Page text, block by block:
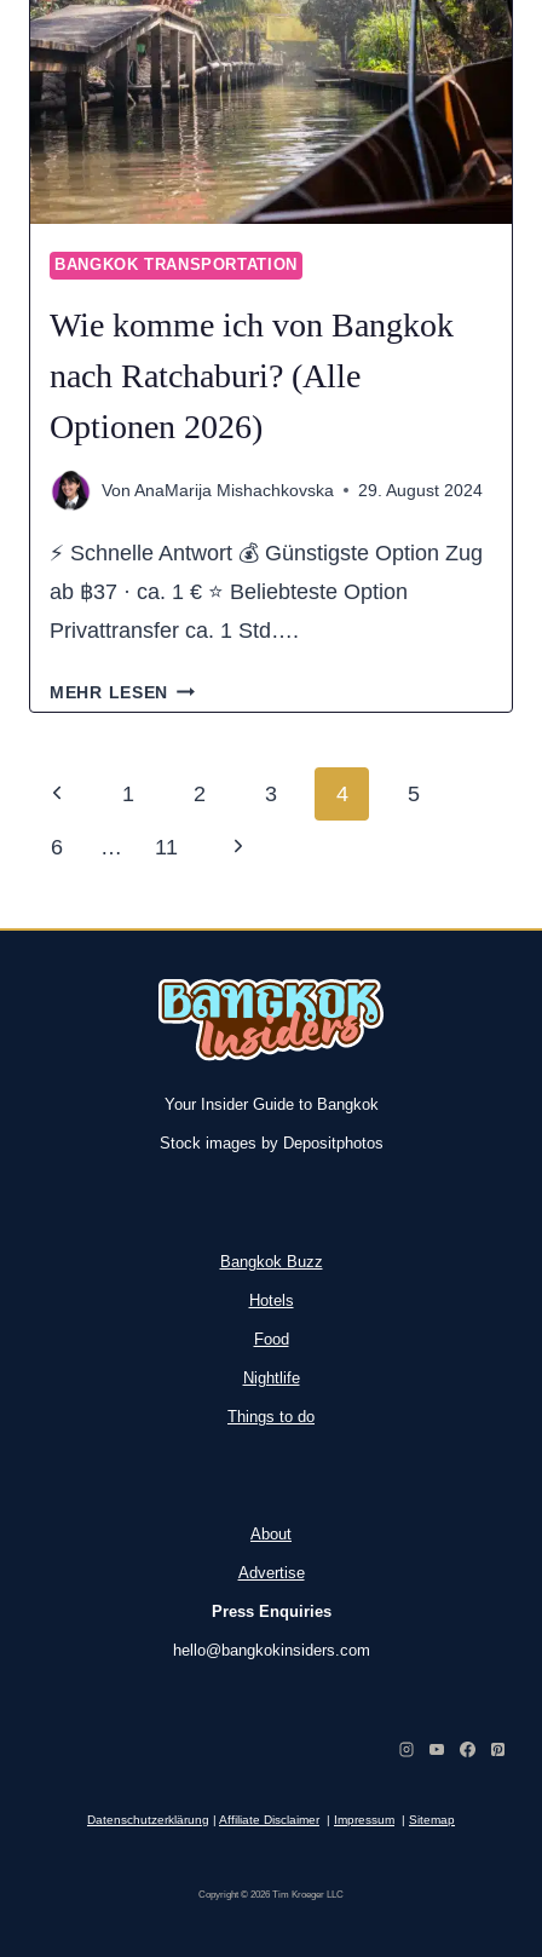
NACH
BANGKOK?
(ALLE
OPTIONEN
2026)
BANGKOK TRANSPORTATION
Wie komme ich von Bangkok
nach Ratchaburi? (Alle
Optionen 2026)
Von AnaMarija Mishachkovska 29. August 2024
⚡ Schnelle Antwort 💰 Günstigste Option Zug
ab ฿37 · ca. 1 € ⭐ Beliebteste Option
Privattransfer ca. 1 Std….
MEHR LESEN WIE
VON
BANGKOK
OPTIONEN
2026)
Seitennavigation
Previous
Page
1 2 3 4 5
6 … 11
Next
Your Insider Guide to Bangkok
Stock images by Depositphotos
Bangkok Buzz
Hotels
Food
Nightlife
Things to do
About
Advertise
Press Enquiries
hello@bangkokinsiders.com
Datenschutzerklärung | Affiliate Disclaimer | Impressum | Sitemap
Copyright © 2026 Tim Kroeger LLC